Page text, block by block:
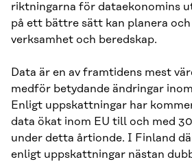
riktningarna för dataekonomins
på ett bättre sätt kan planera och
verksamhet och beredskap.
Data är en av framtidens mest
medför betydande ändringar
Enligt uppskattningar har
data ökat inom EU till och med
under detta årtionde. I Finland
enligt uppskattningar nästan